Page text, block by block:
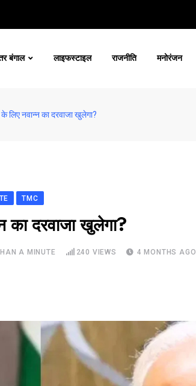
बंगाल लाइफस्टाइल राजनीति मनोरंजन
के लिए नवान्न का दरवाजा खुलेगा?
TMC
का दरवाजा खुलेगा?
A MINUTE 240 VIEWS 4 MONTHS AGO